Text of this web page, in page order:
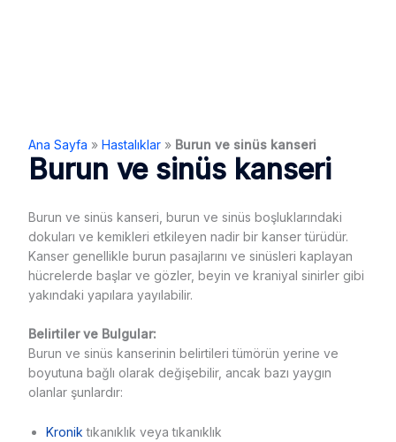
Ana Sayfa » Hastalıklar» Burun ve sinüs kanseri
Burun ve sinüs kanseri
Burun ve sinüs kanseri, burun ve sinüs boşluklarındaki
dokuları ve kemikleri etkileyen nadir bir kanser türüdür.
Kanser genellikle burun pasajlarını ve sinüsleri kaplayan
hücrelerde başlar ve gözler, beyin ve kraniyal sinirler gibi
yakındaki yapılara yayılabilir.
Belirtiler ve Bulgular:
Burun ve sinüs kanserinin belirtileri tümörün yerine ve
boyutuna bağlı olarak değişebilir, ancak bazı yaygın
olanlar şunlardır:
Kronik tıkanıklık veya tıkanıklık